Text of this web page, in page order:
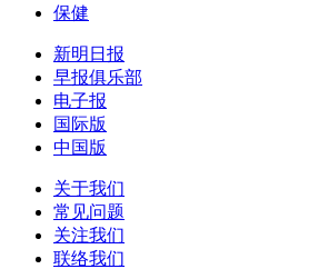
保健
新明日报
早报俱乐部
电子报
国际版
中国版
关于我们
常见问题
关注我们
联络我们